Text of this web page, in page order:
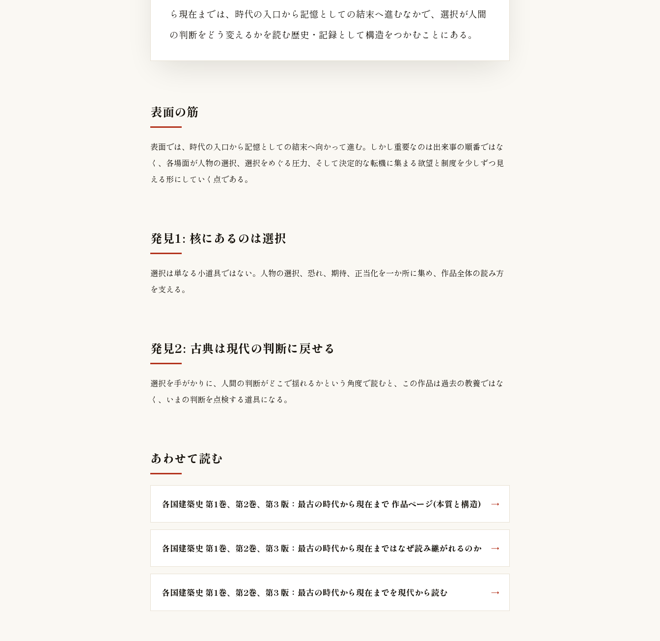
ら現在までは、時代の入口から記憶としての結末へ進むなかで、選択が人間
の判断をどう変えるかを読む歴史・記録として構造をつかむことにある。
表面の筋
表面では、時代の入口から記憶としての結末へ向かって進む。しかし重要なのは出来事の順番ではな
く、各場面が人物の選択、選択をめぐる圧力、そして決定的な転機に集まる欲望と制度を少しずつ見
える形にしていく点である。
発見1: 核にあるのは選択
選択は単なる小道具ではない。人物の選択、恐れ、期待、正当化を一か所に集め、作品全体の読み方
を支える。
発見2: 古典は現代の判断に戻せる
選択を手がかりに、人間の判断がどこで揺れるかという角度で読むと、この作品は過去の教養ではな
く、いまの判断を点検する道具になる。
あわせて読む
各国建築史 第1巻、第2巻、第3 版：最古の時代から現在まで 作品ページ(本質と構造)
各国建築史 第1巻、第2巻、第3 版：最古の時代から現在まではなぜ読み継がれるのか
各国建築史 第1巻、第2巻、第3 版：最古の時代から現在までを現代から読む